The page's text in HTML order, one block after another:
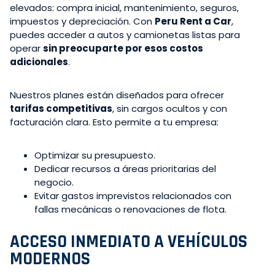
elevados: compra inicial, mantenimiento, seguros,
impuestos y depreciación. Con Peru Rent a Car,
puedes acceder a autos y camionetas listas para
operarsin preocuparte por esos costos
adicionales.
Nuestros planes están diseñados para ofrecer
tarifas competitivas, sin cargos ocultos y con
facturación clara. Esto permite a tu empresa:
Optimizar su presupuesto.
Dedicar recursos a áreas prioritarias del
negocio.
Evitar gastos imprevistos relacionados con
fallas mecánicas o renovaciones de flota.
ACCESO INMEDIATO A VEHÍCULOS
MODERNOS